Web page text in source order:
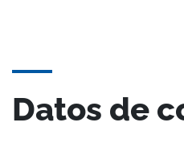
Datos de